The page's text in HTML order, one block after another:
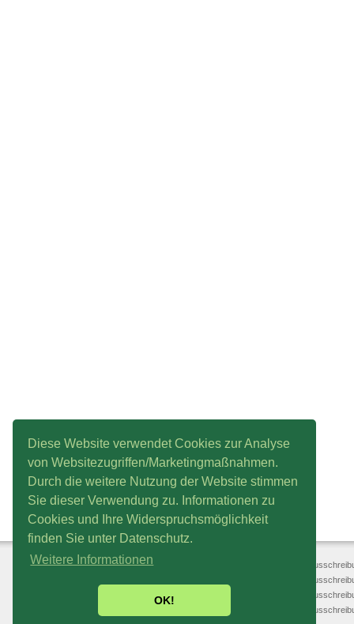
Diese Website verwendet Cookies zur Analyse
von Websitezugriffen/Marketingmaßnahmen.
Durch die weitere Nutzung der Website stimmen
Sie dieser Verwendung zu. Informationen zu
Cookies und Ihre Widerspruchsmöglichkeit
finden Sie unter Datenschutz.
Weitere Informationen
OK!
Breite Str. 34 | 38838 Schlanstedt